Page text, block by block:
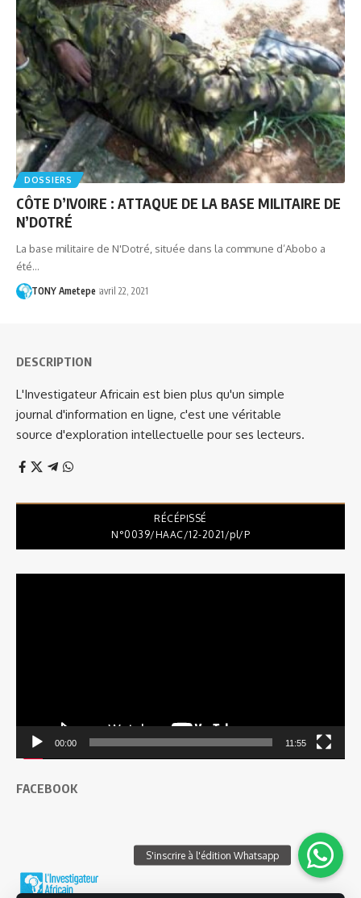
DOSSIERS
CÔTE D’IVOIRE : ATTAQUE DE LA BASE MILITAIRE DE
N’DOTRÉ
La base militaire de N'Dotré, située dans la commune d’Abobo a
été…
TONY Ametepe avril 22, 2021
DESCRIPTION
L'Investigateur Africain est bien plus qu'un simple
journal d'information en ligne, c'est une véritable
source d'exploration intellectuelle pour ses lecteurs.
RÉCÉPISSÉ
N°0039/HAAC/12-2021/pl/P
00:00 11:55
FACEBOOK